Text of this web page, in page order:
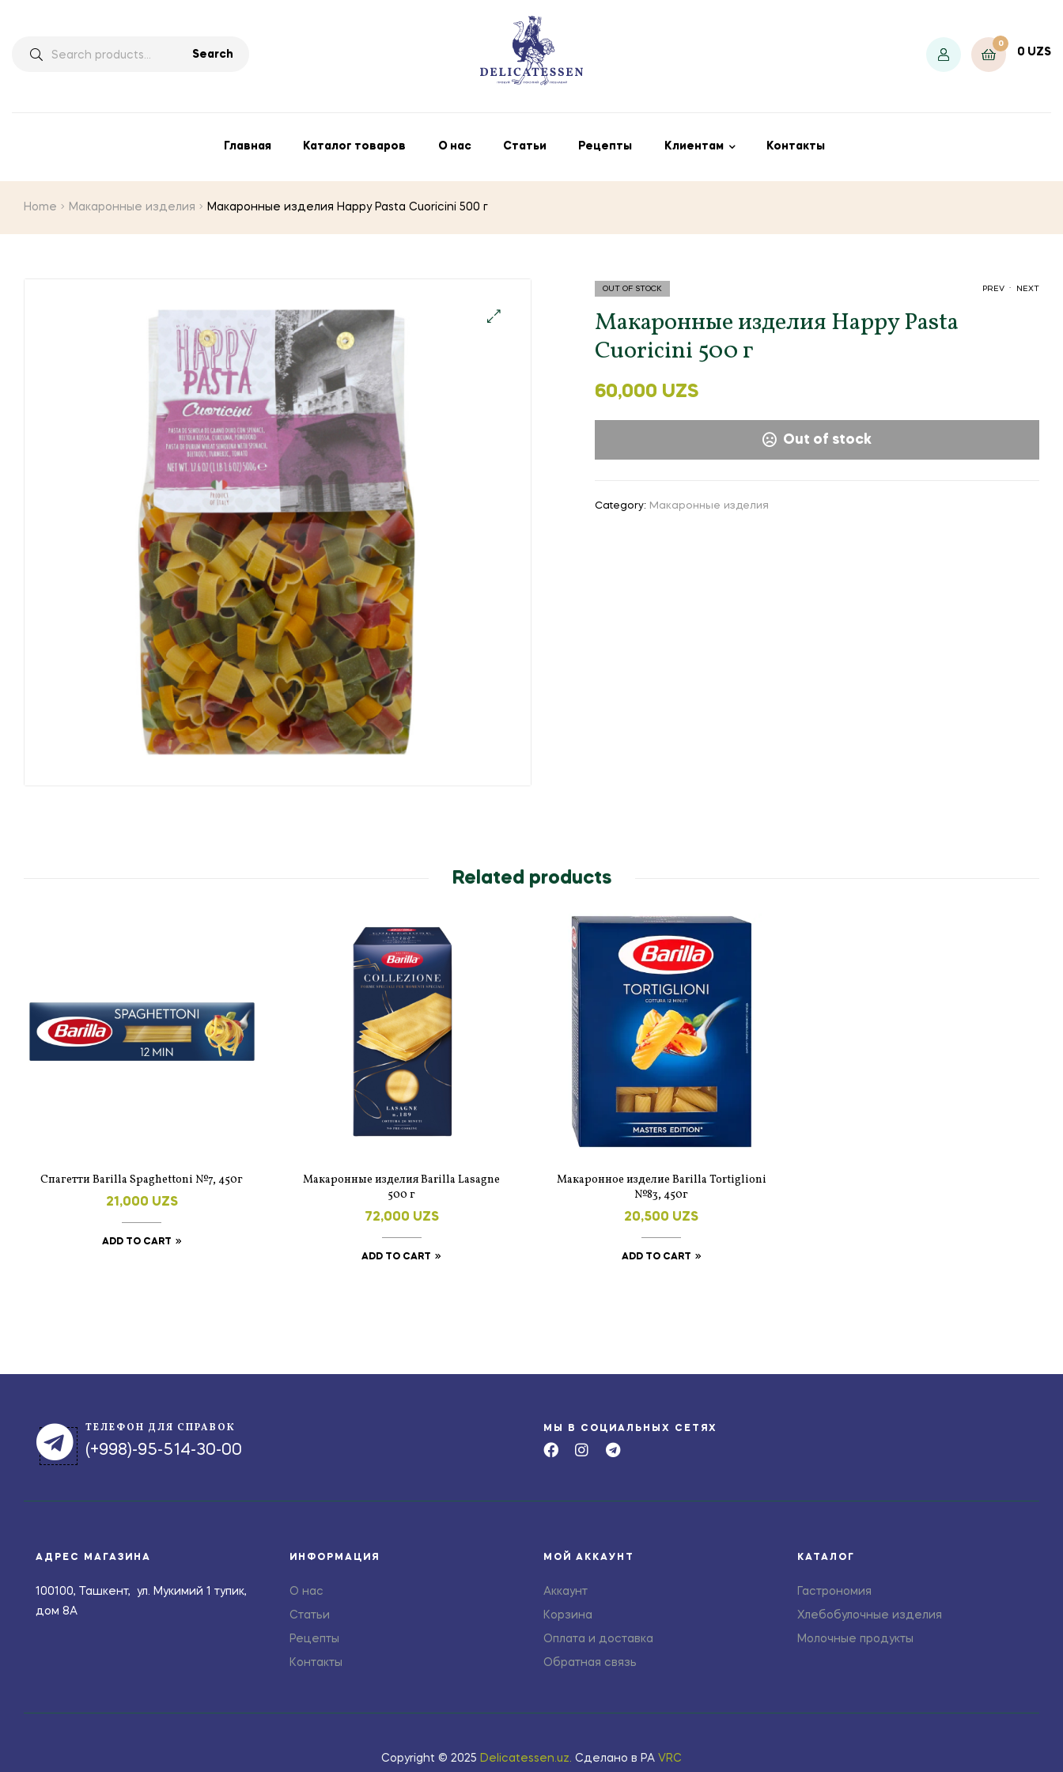
Search
0
0 UZS
Главная Каталог товаров О нас Статьи Рецепты Клиентам Контакты
Home Макаронные изделия Макаронные изделия Happy Pasta Cuoricini 500 г
PREV NEXT
OUT OF STOCK
Макаронные изделия Happy Pasta
Cuoricini 500 г
60,000 UZS
Out of stock
Category: Макаронные изделия
Related products
Спагетти Barilla Spaghettoni №7, 450г
21,000 UZS
ADD TO CART
Макаронные изделия Barilla Lasagne
500 г
72,000 UZS
ADD TO CART
Макаронное изделие Barilla Tortiglioni
№83, 450г
20,500 UZS
ADD TO CART
ТЕЛЕФОН ДЛЯ СПРАВОК
(+998)-95-514-30-00
МЫ В СОЦИАЛЬНЫХ СЕТЯХ
АДРЕС МАГАЗИНА
100100, Ташкент, ул. Мукимий 1 тупик,
дом 8А
ИНФОРМАЦИЯ
О нас
Статьи
Рецепты
Контакты
МОЙ АККАУНТ
Аккаунт
Корзина
Оплата и доставка
Обратная связь
КАТАЛОГ
Гастрономия
Хлебобулочные изделия
Молочные продукты
Copyright © 2025 Delicatessen.uz Сделано в РА VRC